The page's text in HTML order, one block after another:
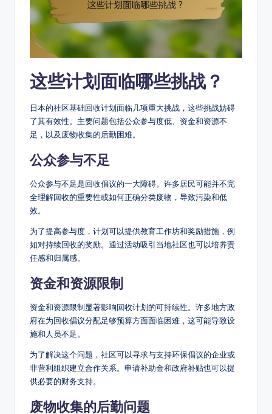
这些计划面临哪些挑战？
日本的社区基础回收计划面临几项重大挑战，这些挑战妨碍
了其有效性。主要问题包括公众参与度低、资金和资源不
足，以及废物收集的后勤困难。
公众参与不足
公众参与不足是回收倡议的一大障碍。许多居民可能并不完
全理解回收的重要性或如何正确分类废物，导致污染和低
效。
为了提高参与度，计划可以提供教育工作坊和奖励措施，例
如对持续回收的奖励。通过活动吸引当地社区也可以培养责
任感和归属感。
资金和资源限制
资金和资源限制显著影响回收计划的可持续性。许多地方政
府在为回收倡议分配足够预算方面面临困难，这可能导致设
施和人员不足。
为了解决这个问题，社区可以寻求与支持环保倡议的企业或
非营利组织建立合作关系。申请补助金和政府补贴也可以提
供必要的财务支持。
废物收集的后勤问题